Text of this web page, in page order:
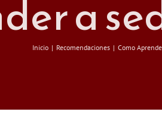
a
Inicio Recomendaciones Como